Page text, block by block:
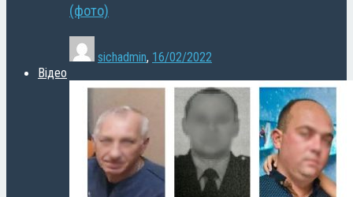
(фото)
sichadmin, 16/02/2022
Відео